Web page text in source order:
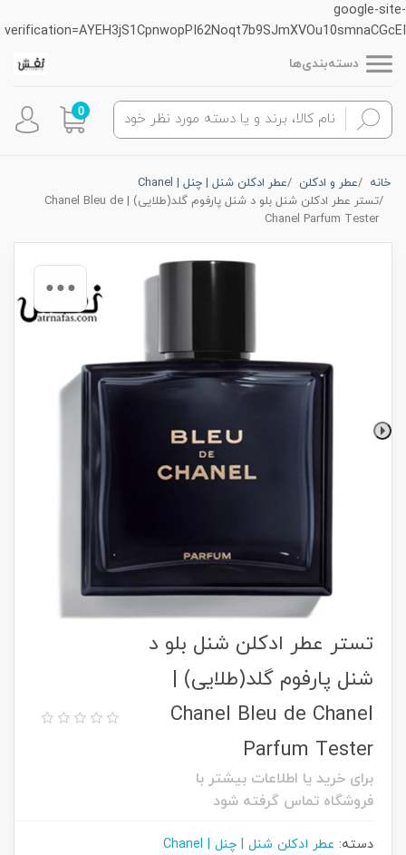
google-site-
verification=AYEH3jS1CpnwopPI62Noqt7b9SJmXVOu10smnaCGcEI
دسته‌بندی‌ها
0
خانه عطر و ادکلن
عطر ادکلن شنل | چنل | Chanel
تستر عطر ادکلن شنل بلو د شنل پارفوم گلد(طلایی) | Chanel Bleu de
Chanel Parfum Tester
تستر عطر ادکلن شنل بلو د
شنل پارفوم گلد(طلایی) |
Chanel Bleu de Chanel
Parfum Tester
برای خرید یا اطلاعات بیشتر با
فروشگاه تماس گرفته شود
دسته: عطر ادکلن شنل | چنل | Chanel